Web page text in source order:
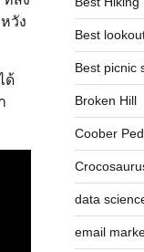
วัง
ด้
Best
Best picnic
Broken Hill
Coober
data
email